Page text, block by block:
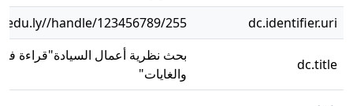
dc.identifier.uri
handle/123456789/255
dc.title
بحث نظرية أعمال السيادة"قراءة
والغايات"